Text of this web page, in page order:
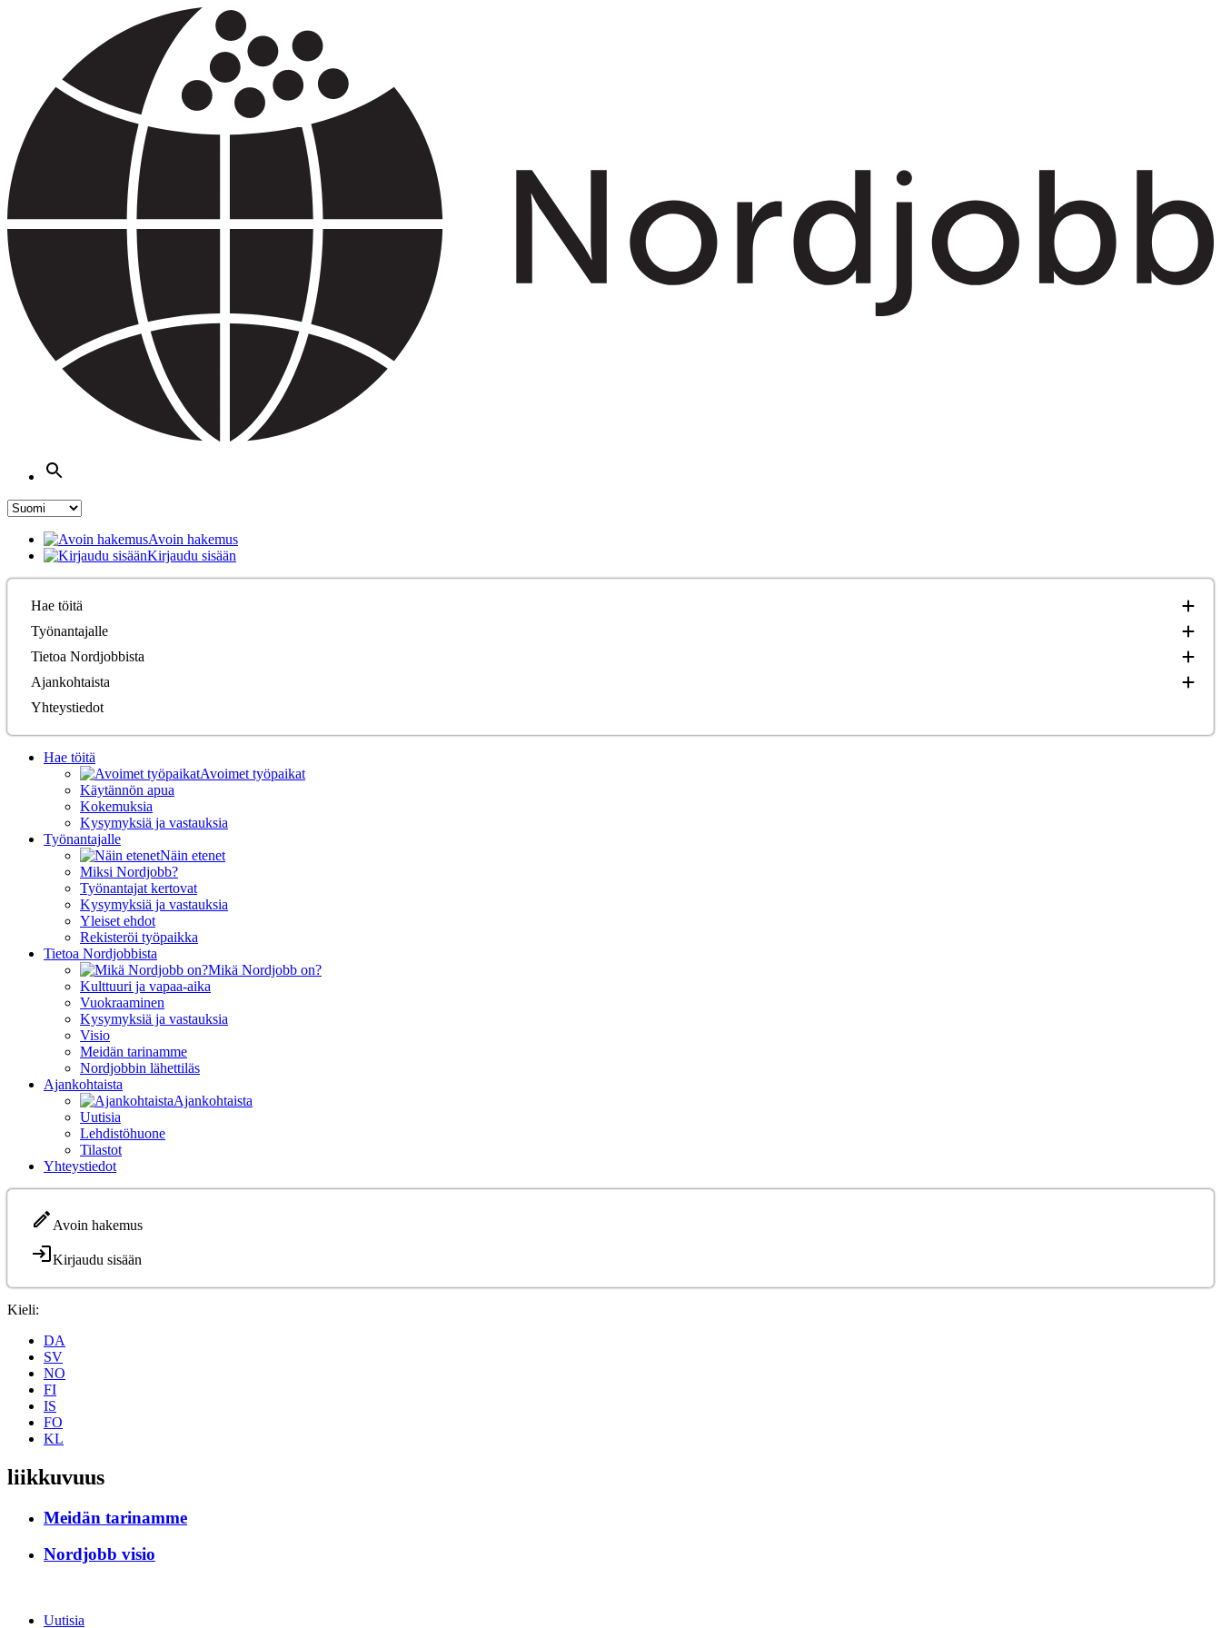
Avoin hakemus
Kirjaudu sisään
Hae töitä
Työnantajalle
Tietoa Nordjobbista
Ajankohtaista
Yhteystiedot
Hae töitä
Avoimet työpaikat
Käytännön apua
Kokemuksia
Kysymyksiä ja vastauksia
Työnantajalle
Näin etenet
Miksi Nordjobb?
Työnantajat kertovat
Kysymyksiä ja vastauksia
Yleiset ehdot
Rekisteröi työpaikka
Tietoa Nordjobbista
Mikä Nordjobb on?
Kulttuuri ja vapaa-aika
Vuokraaminen
Kysymyksiä ja vastauksia
Visio
Meidän tarinamme
Nordjobbin lähettiläs
Ajankohtaista
Ajankohtaista
Uutisia
Lehdistöhuone
Tilastot
Yhteystiedot
Avoin hakemus
Kirjaudu sisään
Kieli:
DA
SV
NO
FI
IS
FO
KL
liikkuvuus
Meidän tarinamme
Nordjobb visio
Uutisia